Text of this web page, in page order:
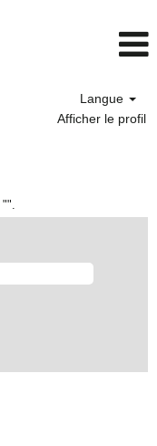
Langue
Afficher le profil
"".